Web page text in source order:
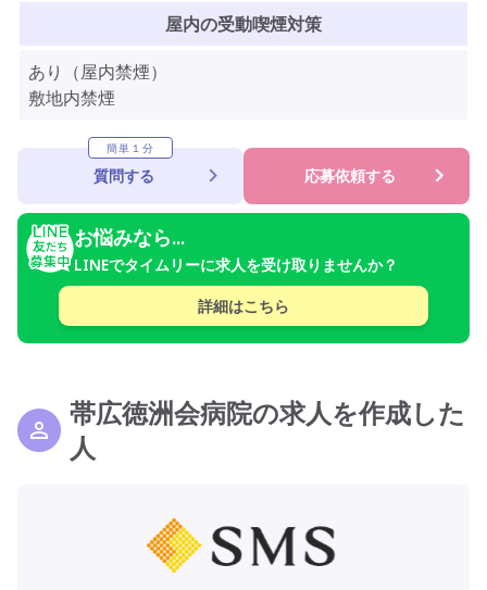
屋内の受動喫煙対策
あり（屋内禁煙）
敷地内禁煙
簡単１分
質問する 応募依頼する
お悩みなら...
LINEでタイムリーに求人を受け取りませんか？
詳細はこちら
帯広徳洲会病院の求人を作成した
人